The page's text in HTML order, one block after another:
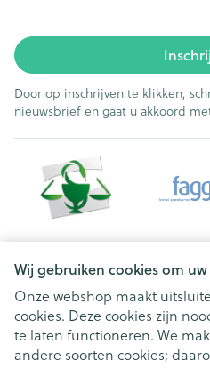
Wij gebruiken cookies om
Onze webshop maakt
cookies. Deze cookies zijn
te laten functioneren. We
andere soorten cookies;
Door op inschrijven te klikken,
nieuwsbrief en gaat u akkoord
Juridische links